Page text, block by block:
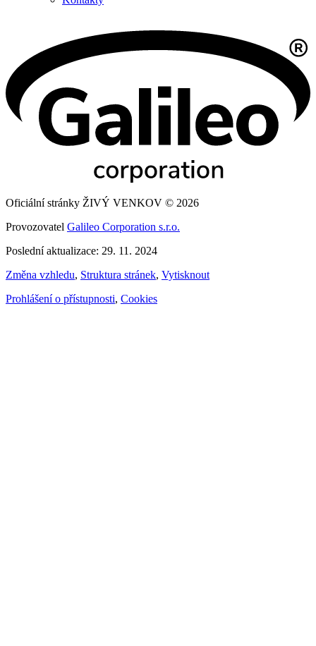
Oficiální stránky ŽIVÝ VENKOV © 2026
Provozovatel Galileo Corporation s.r.o.
Poslední aktualizace: 29. 11. 2024
Změna vzhledu, Struktura stránek, Vytisknout
Prohlášení o přístupnosti, Cookies